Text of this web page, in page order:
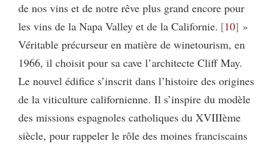
de nos vins et de notre rêve plus grand encore pour
les vins de la Napa Valley et de la Californie. 10 »
Véritable précurseur en matière de winetourism, en
1966, il choisit pour sa cave l’architecte Cliff May.
Le nouvel édifice s’inscrit dans l’histoire des origines
de la viticulture californienne. Il s’inspire du modèle
des missions espagnoles catholiques du XVIIIème
siècle, pour rappeler le rôle des moines franciscains